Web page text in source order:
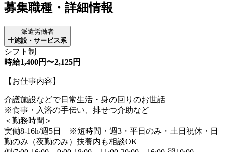
募集職種・詳細情報
派遣労働者
施設・サービス系
シフト制
時給1,400円〜2,125円
【お仕事内容】
介護施設などで日常生活・身の回りのお世話
※食事・入浴の手伝い、排せつ介助など
＜勤務時間＞
実働8-16h/週5日 ※短時間・週3・平日のみ・土日祝休・日
勤のみ（夜勤のみ）扶養内も相談OK